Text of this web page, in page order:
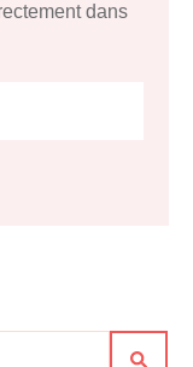
dans